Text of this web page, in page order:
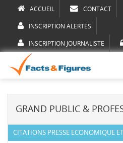
ACCUEIL CONTACT
INSCRIPTION ALERTES
INSCRIPTION JOURNALISTE
GRAND PUBLIC &
CITATIONS PRESSE ECONOMIQUE